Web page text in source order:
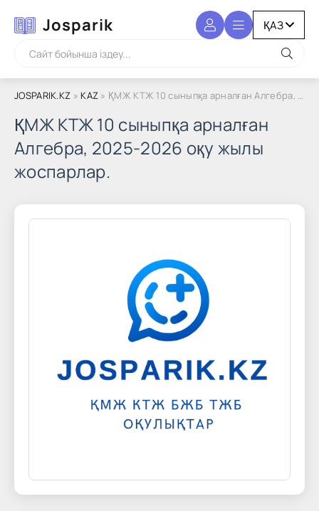
Josparik
JOSPARIK.KZ » KAZ » ҚМЖ КТЖ 10 сыныпқа арналған Алгебра, 2025-2026 оқу жылы жоспарлар.
ҚМЖ КТЖ 10 сыныпқа арналған
Алгебра, 2025-2026 оқу жылы
жоспарлар.